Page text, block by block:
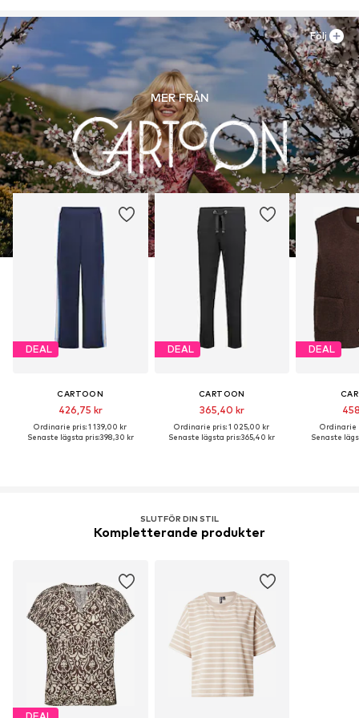
customerservice-dachnl@bettybarclay.com
MER FRÅN
DEAL
CARTOON
426,75 kr
Ordinarie pris: 1 139,00 kr
Senaste lägsta pris:398,30 kr
DEAL
CARTOON
365,40 kr
Ordinarie pris: 1 025,00 kr
Senaste lägsta pris:365,40 kr
DEAL
Ordinarie
Senaste
Följ
SLUTFÖR DIN STIL
Kompletterande produkter